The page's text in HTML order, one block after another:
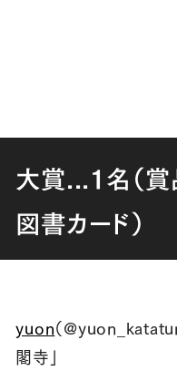
大賞...１名（
図書カード）
yuon（
閣寺」